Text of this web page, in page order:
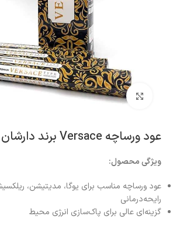
بزرگنمایی تصویر
عود ورساچه Versace برند دارشان
ویژگی محصول:
عود ورساچه مناسب برای یوگا، مدیتیشن،
رایحه‌درمانی
گزینه‌ای عالی برای پاک‌سازی انرژی محیط